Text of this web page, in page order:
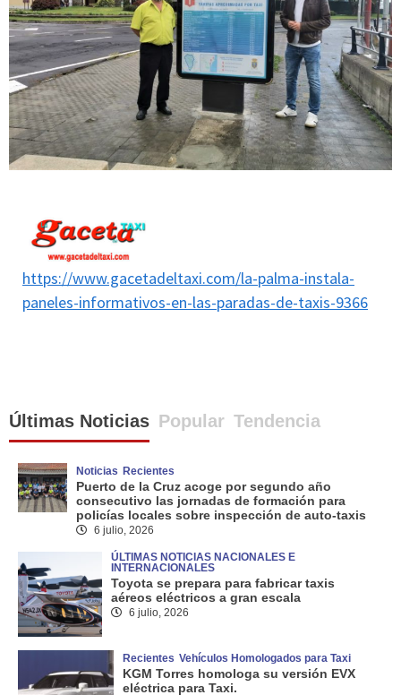
https://www.gacetadeltaxi.com/la-palma-instala-
paneles-informativos-en-las-paradas-de-taxis-9366
Últimas Noticias Popular Tendencia
Noticias Recientes
Puerto de la Cruz acoge por segundo año
consecutivo las jornadas de formación para
policías locales sobre inspección de auto-taxis
6 julio, 2026
ÚLTIMAS NOTICIAS NACIONALES E
INTERNACIONALES
Toyota se prepara para fabricar taxis
aéreos eléctricos a gran escala
6 julio, 2026
Recientes Vehículos Homologados para Taxi
KGM Torres homologa su versión EVX
eléctrica para Taxi.